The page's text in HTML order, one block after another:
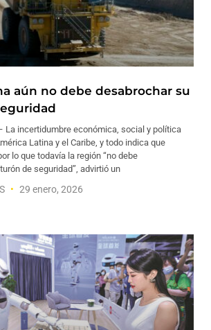
aún no debe desabrochar su
La incertidumbre económica, social y política
Latina y el Caribe, y todo indica que
lo que todavía la región “no debe
de seguridad”, advirtió un
29 enero, 2026